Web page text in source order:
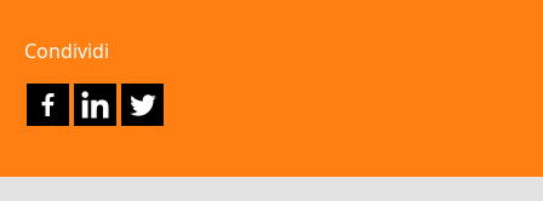
Condividi